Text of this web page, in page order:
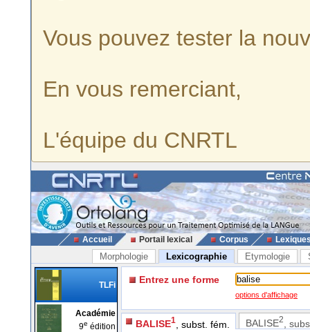
Vous pouvez tester la
En vous remerciant,
L'équipe du CNRTL
Accueil Portail lexical Corpus
Morphologie Lexicographie Etymologie
TLFi
Académie
9e édition
Entrez une forme
options d'affichage
BALISE1 , subst. fém. BALISE2 ,